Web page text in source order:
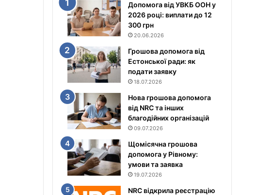
Допомога від УВКБ ООН у
2026 році: виплати до 12
300 грн
20.06.2026
Грошова допомога від
Естонської ради: як
подати заявку
18.07.2026
Нова грошова допомога
від NRC та інших
благодійних організацій
09.07.2026
Щомісячна грошова
допомога у Рівному:
умови та заявка
19.07.2026
NRC відкрила реєстрацію